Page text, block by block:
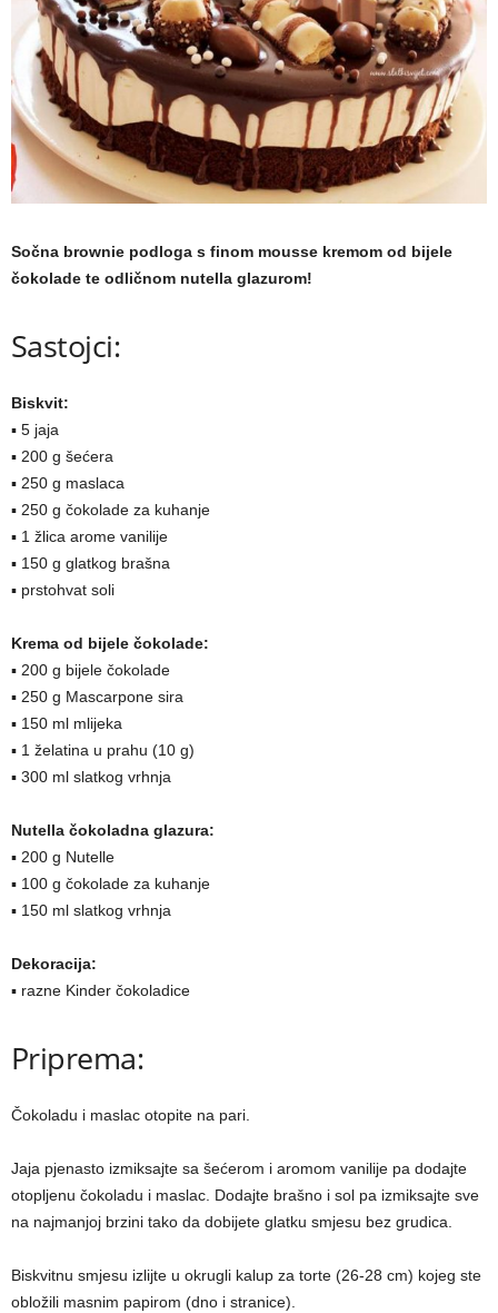
Sočna brownie podloga s finom mousse kremom od bijele
čokolade te odličnom nutella glazurom!
Sastojci:
Biskvit:
▪ 5 jaja
▪ 200 g šećera
▪ 250 g maslaca
▪ 250 g čokolade za kuhanje
▪ 1 žlica arome vanilije
▪ 150 g glatkog brašna
▪ prstohvat soli
Krema od bijele čokolade:
▪ 200 g bijele čokolade
▪ 250 g Mascarpone sira
▪ 150 ml mlijeka
▪ 1 želatina u prahu (10 g)
▪ 300 ml slatkog vrhnja
Nutella čokoladna glazura:
▪ 200 g Nutelle
▪ 100 g čokolade za kuhanje
▪ 150 ml slatkog vrhnja
Dekoracija:
▪ razne Kinder čokoladice
Priprema:
Čokoladu i maslac otopite na pari.
Jaja pjenasto izmiksajte sa šećerom i aromom vanilije pa dodajte
otopljenu čokoladu i maslac. Dodajte brašno i sol pa izmiksajte sve
na najmanjoj brzini tako da dobijete glatku smjesu bez grudica.
Biskvitnu smjesu izlijte u okrugli kalup za torte (26-28 cm) kojeg ste
obložili masnim papirom (dno i stranice).